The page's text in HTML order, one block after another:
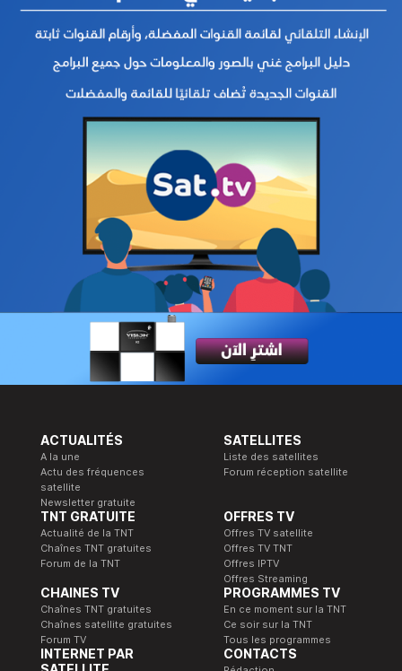
ACTUALITÉS
A la une
Actu des fréquences
satellite
Newsletter gratuite
SATELLITES
Liste des satellites
Forum réception satellite
TNT GRATUITE
Actualité de la TNT
Chaînes TNT gratuites
Forum de la TNT
OFFRES TV
Offres TV satellite
Offres TV TNT
Offres IPTV
Offres Streaming
CHAINES TV
Chaînes TNT gratuites
Chaînes satellite gratuites
Forum TV
PROGRAMMES TV
En ce moment sur la TNT
Ce soir sur la TNT
Tous les programmes
INTERNET PAR
CONTACTS